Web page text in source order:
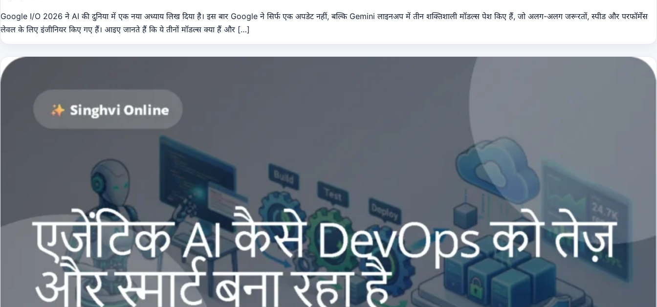
Google I/O 2026 ने AI की दुनिया में एक नया अध्याय लिख दिया है। इस बार Google ने सिर्फ एक अपडेट नहीं, बल्कि Gemini लाइनअप में तीन शक्तिशाली मॉडल्स पेश किए हैं, जो अलग-अलग जरूरतों, स्पीड और परफॉर्मेंस
लेवल के लिए इंजीनियर किए गए हैं। आइए जानते हैं कि ये तीनों मॉडल्स क्या हैं और […]